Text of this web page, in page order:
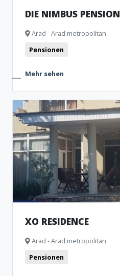
DIE NIMBUS PENSION
Arad - Arad metropolitan
Pensionen
Mehr sehen
XO RESIDENCE
Arad - Arad metropolitan
Pensionen